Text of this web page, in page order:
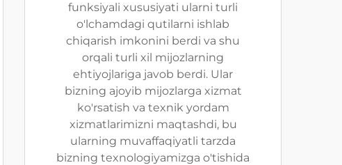
funksiyali xususiyati ularni turli
o'lchamdagi qutilarni ishlab
chiqarish imkonini berdi va shu
orqali turli xil mijozlarning
ehtiyojlariga javob berdi. Ular
bizning ajoyib mijozlarga xizmat
ko'rsatish va texnik yordam
xizmatlarimizni maqtashdi, bu
ularning muvaffaqiyatli tarzda
bizning texnologiyamizga o'tishida